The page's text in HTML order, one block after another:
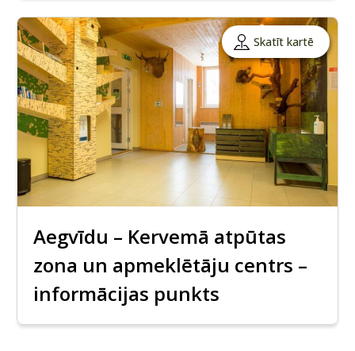
Skatīt kartē
Aegvīdu – Kervemā atpūtas
zona un apmeklētāju centrs –
informācijas punkts